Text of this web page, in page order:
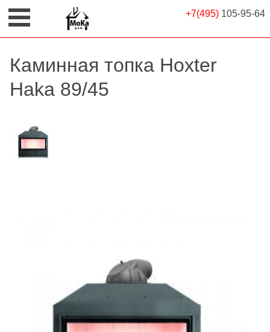
+7(495) 105-95-64
Каминная топка Hoxter
Haka 89/45